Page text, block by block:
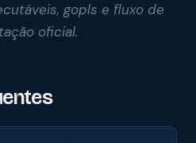
gopls e fluxo de
oficial.